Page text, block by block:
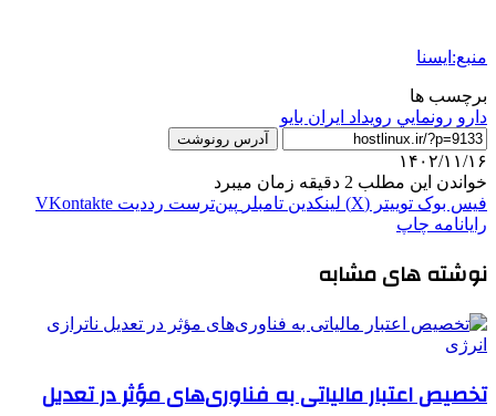
منبع:ایسنا
برچسب ها
دارو رونمايي رویداد ایران بایو
آدرس رونوشت
۱۴۰۲/۱۱/۱۶
خواندن این مطلب 2 دقیقه زمان میبرد
فیس بوک توییتر (X) لینکدین ‫تامبلر ‫پین‌ترست ‫رددیت ‫VKontakte
رایانامه چاپ
نوشته های مشابه
تخصیص اعتبار مالیاتی به فناوری‌های مؤثر در تعدیل